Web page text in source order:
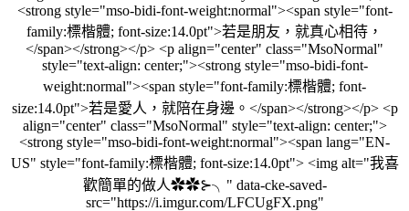
<strong style="mso-bidi-font-weight:normal"><span style="font-
family:標楷體; font-size:14.0pt">若是朋友，就真心相待，
</span></strong></p> <p align="center" class="MsoNormal"
style="text-align: center;"><strong style="mso-bidi-font-
weight:normal"><span style="font-family:標楷體; font-
size:14.0pt">若是愛人，就陪在身邊。</span></strong></p> <p
align="center" class="MsoNormal" style="text-align: center;">
<strong style="mso-bidi-font-weight:normal"><span lang="EN-
US" style="font-family:標楷體; font-size:14.0pt"> <img alt="我喜
歡簡單的做人✿✿⊱╮" data-cke-saved-
src="https://i.imgur.com/LFCUgFX.png"